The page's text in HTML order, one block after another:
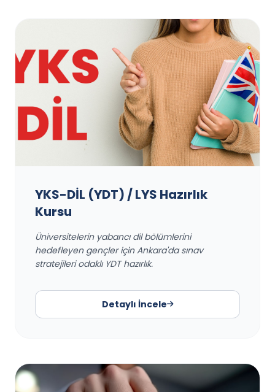
YKS-DİL (YDT) / LYS Hazırlık
Kursu
Üniversitelerin yabancı dil bölümlerini
hedefleyen gençler için Ankara'da sınav
stratejileri odaklı YDT hazırlık.
Detaylı İncele